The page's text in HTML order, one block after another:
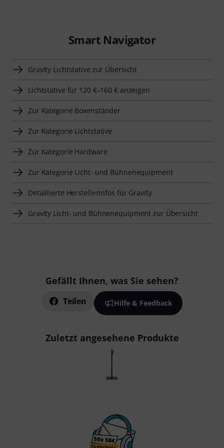
Smart Navigator
Gravity Lichtstative zur Übersicht
Lichtstative für 120 €–160 € anzeigen
Zur Kategorie Boxenständer
Zur Kategorie Lichtstative
Zur Kategorie Hardware
Zur Kategorie Licht- und Bühnenequipment
Detaillierte Herstellerinfos für Gravity
Gravity Licht- und Bühnenequipment zur Übersicht
Gefällt Ihnen, was Sie sehen?
Teilen Hilfe & Feedback
Zuletzt angesehene Produkte